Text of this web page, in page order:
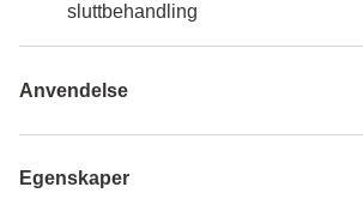
sluttbehandling
Anvendelse
Egenskaper